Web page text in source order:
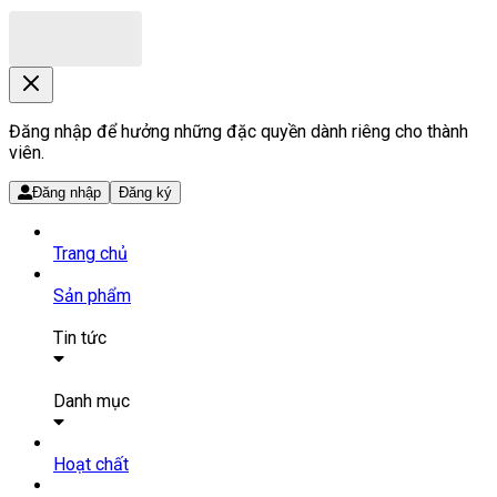
Đăng nhập để hưởng những đặc quyền dành riêng cho thành
viên.
Đăng nhập Đăng ký
Trang chủ
Sản phẩm
Tin tức
Tin tức
Danh mục
SẢN PHẨM THUỐC
Hoạt chất